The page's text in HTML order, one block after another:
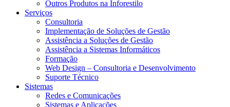
Outros Produtos na Inforestilo
Serviços
Consultoria
Implementação de Soluções de Gestão
Assistência a Soluções de Gestão
Assistência a Sistemas Informáticos
Formação
Web Design – Consultoria e Desenvolvimento
Suporte Técnico
Sistemas
Redes e Comunicações
Sistemas e Aplicações